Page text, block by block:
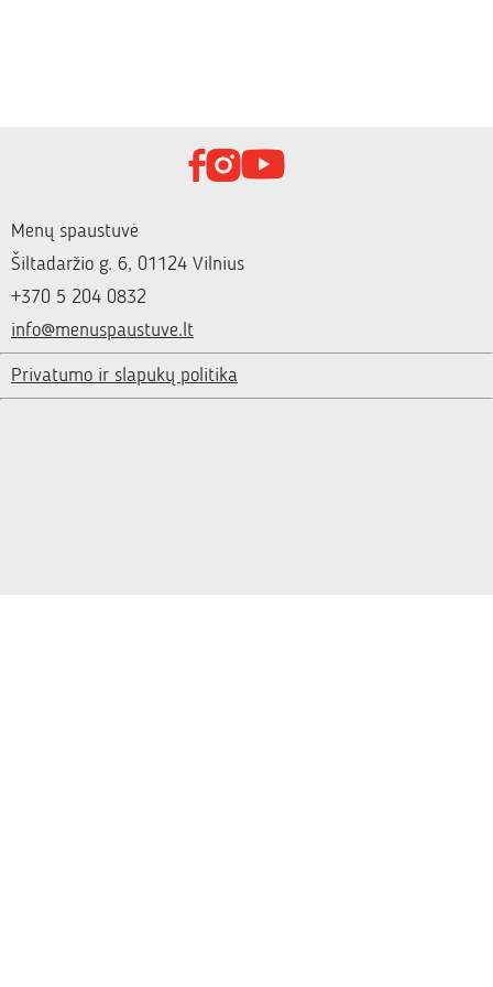
Menų spaustuvė
Šiltadaržio g. 6, 01124 Vilnius
+370 5 204 0832
info@menuspaustuve.lt
Privatumo ir slapukų politika